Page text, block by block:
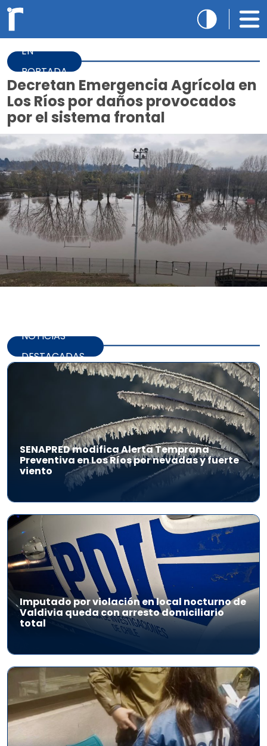
EN
PORTADA
Decretan Emergencia Agrícola en
Los Ríos por daños provocados
por el sistema frontal
NOTICIAS
DESTACADAS
SENAPRED modifica Alerta Temprana
Preventiva en Los Ríos por nevadas y fuerte
viento
Imputado por violación en local nocturno de
Valdivia queda con arresto domiciliario
total